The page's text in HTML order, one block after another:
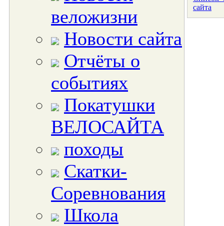
веложизни
Новости сайта
Отчёты о
событиях
Покатушки
ВЕЛОСАЙТА
походы
Скатки-
Соревнования
Школа
сайта